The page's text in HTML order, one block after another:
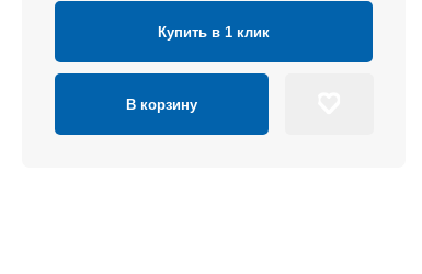
Купить в 1 клик
В корзину